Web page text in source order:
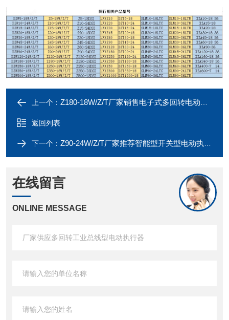
上一个： Z180-18W/Z/T厂家销售电子式多回转电动执行器
返回列表
下一个： Z90-24W/Z/T厂家推荐智能型开关型电动执行器
在线留言
ONLINE MESSAGE